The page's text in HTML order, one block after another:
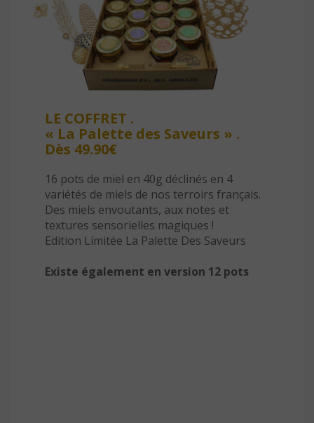
LE COFFRET .
« La Palette des Saveurs » .
Dès 49.90€
16 pots de miel en 40g déclinés en 4
variétés de miels de nos terroirs français.
Des miels envoutants, aux notes et
textures sensorielles magiques !
Edition Limitée La Palette Des Saveurs
Existe également en version 12 pots